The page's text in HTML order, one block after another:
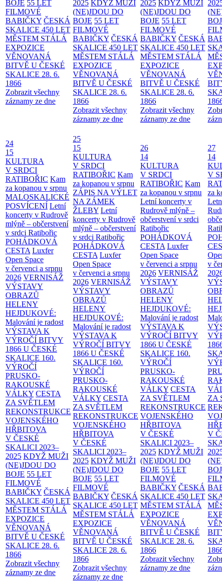
BOJE 55 LET
FILMOVÉ
BABIČKY ČESKÁ
SKALICE 450 LET
MĚSTEM STÁLÁ
EXPOZICE
VĚNOVANÁ
BITVĚ U ČESKÉ
SKALICE 28. 6.
1866
Zobrazit všechny
záznamy ze dne
2025 KDYŽ MUŽI
(NE)JDOU DO
BOJE 55 LET
FILMOVÉ
BABIČKY ČESKÁ
SKALICE 450 LET
MĚSTEM STÁLÁ
EXPOZICE
VĚNOVANÁ
BITVĚ U ČESKÉ
SKALICE 28. 6.
1866
Zobrazit všechny
záznamy ze dne
2025 KDYŽ MUŽI
(NE)JDOU DO
BOJE 55 LET
FILMOVÉ
BABIČKY ČESKÁ
SKALICE 450 LET
MĚSTEM STÁLÁ
EXPOZICE
VĚNOVANÁ
BITVĚ U ČESKÉ
SKALICE 28. 6.
1866
Zobrazit všechny
záznamy ze dne
24
15
KULTURA
V SRDCI
RATIBOŘIC Kam
za kopanou v srpnu
MALOSKALICKÉ
POSVÍCENÍ Letní
koncerty v Rudrově
mlýně – občerstvení
v srdci Ratibořic
POHÁDKOVÁ
CESTA Luxfer
Open Space
v červenci a srpnu
2026 VERNISÁŽ
VÝSTAVY
OBRAZŮ
HELENY
HEJDUKOVÉ:
Malování je radost
VÝSTAVA K
VÝROČÍ BITVY
1866 U ČESKÉ
SKALICE 160.
VÝROČÍ
PRUSKO-
RAKOUSKÉ
VÁLKY CESTA
ZA SVĚTLEM
REKONSTRUKCE
VOJENSKÉHO
HŘBITOVA
V ČESKÉ
SKALICI 2023–
2025 KDYŽ MUŽI
(NE)JDOU DO
BOJE 55 LET
FILMOVÉ
BABIČKY ČESKÁ
SKALICE 450 LET
MĚSTEM STÁLÁ
EXPOZICE
VĚNOVANÁ
BITVĚ U ČESKÉ
SKALICE 28. 6.
1866
Zobrazit všechny
záznamy ze dne
25
15
KULTURA
V SRDCI
RATIBOŘIC Kam
za kopanou v srpnu
ZÁPIS NA VÝLET
NA ZÁMEK
ŽLEBY Letní
koncerty v Rudrově
mlýně – občerstvení
v srdci Ratibořic
POHÁDKOVÁ
CESTA Luxfer
Open Space
v červenci a srpnu
2026 VERNISÁŽ
VÝSTAVY
OBRAZŮ
HELENY
HEJDUKOVÉ:
Malování je radost
VÝSTAVA K
VÝROČÍ BITVY
1866 U ČESKÉ
SKALICE 160.
VÝROČÍ
PRUSKO-
RAKOUSKÉ
VÁLKY CESTA
ZA SVĚTLEM
REKONSTRUKCE
VOJENSKÉHO
HŘBITOVA
V ČESKÉ
SKALICI 2023–
2025 KDYŽ MUŽI
(NE)JDOU DO
BOJE 55 LET
FILMOVÉ
BABIČKY ČESKÁ
SKALICE 450 LET
MĚSTEM STÁLÁ
EXPOZICE
VĚNOVANÁ
BITVĚ U ČESKÉ
SKALICE 28. 6.
1866
Zobrazit všechny
záznamy ze dne
26
14
KULTURA
V SRDCI
RATIBOŘIC Kam
za kopanou v srpnu
Letní koncerty v
Rudrově mlýně –
občerstvení v srdci
Ratibořic
POHÁDKOVÁ
CESTA Luxfer
Open Space
v červenci a srpnu
2026 VERNISÁŽ
VÝSTAVY
OBRAZŮ
HELENY
HEJDUKOVÉ:
Malování je radost
VÝSTAVA K
VÝROČÍ BITVY
1866 U ČESKÉ
SKALICE 160.
VÝROČÍ
PRUSKO-
RAKOUSKÉ
VÁLKY CESTA
ZA SVĚTLEM
REKONSTRUKCE
VOJENSKÉHO
HŘBITOVA
V ČESKÉ
SKALICI 2023–
2025 KDYŽ MUŽI
(NE)JDOU DO
BOJE 55 LET
FILMOVÉ
BABIČKY ČESKÁ
SKALICE 450 LET
MĚSTEM STÁLÁ
EXPOZICE
VĚNOVANÁ
BITVĚ U ČESKÉ
SKALICE 28. 6.
1866
Zobrazit všechny
záznamy ze dne
27
14
V
za
v
ZA
V